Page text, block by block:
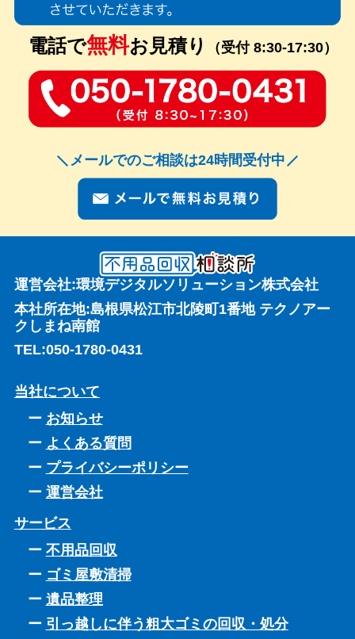
電話で無料お見積り （受付 8:30-17:30）
メールでのご相談は24時間受付中
運営会社:環境デジタルソリューション株式会社
本社所在地:島根県松江市北陵町1番地 テクノアー
クしまね南館
TEL:050-1780-0431
当社について
お知らせ
よくある質問
プライバシーポリシー
運営会社
サービス
不用品回収
ゴミ屋敷清掃
遺品整理
引っ越しに伴う粗大ゴミの回収・処分